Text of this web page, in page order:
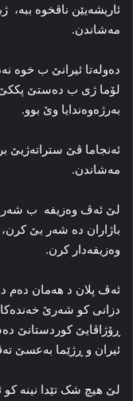
ئاریشەیێن ناڤخوە ببە،
مه‌شاندن.
ده‌وله‌تا ئیرانێ ب خوه‌
لۆما ژی ب ده‌ستێ
به‌رژه‌وه‌ندایا وێ بوو.
ئه‌نجاما ڤێ
مه‌شاندن.
لێ ئه‌ڤ وەزیفە ب شه‌رێ
باژاران ده‌ شه‌ر بێ
وه‌زیفه‌دار کرن.
ئه‌ڤ پلان د هه‌مان ده‌م
دزانی کو شه‌رێ
ڕۆژاڤایێ کوردستانێ
ئیران و ڕژێما بەعسێ
لێ هیچ شک تێدا نینە